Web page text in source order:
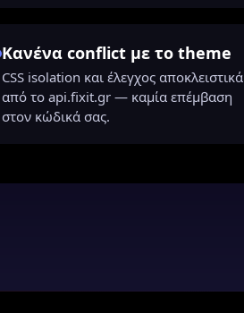
Κανένα conflict με το theme
CSS isolation και έλεγχος αποκλειστικά
από το api.fixit.gr — καμία επέμβαση
στον κώδικά σας.